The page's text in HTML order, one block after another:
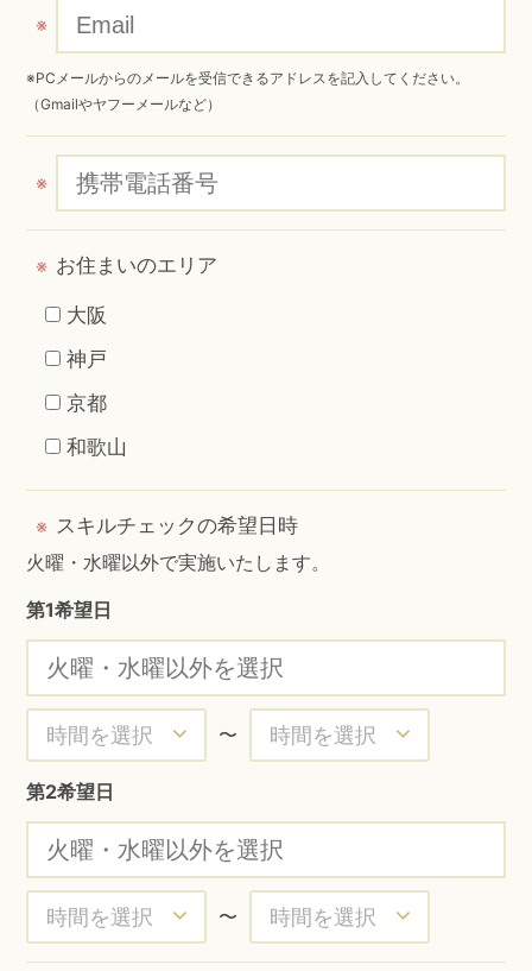
※
※PCメールからのメールを受信できるアドレスを記入してください。
（Gmailやヤフーメールなど）
※
※ お住まいのエリア
大阪
神戸
京都
和歌山
※ スキルチェックの希望日時
火曜・水曜以外で実施いたします。
第1希望日
〜
第2希望日
〜